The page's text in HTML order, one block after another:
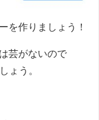
を作りましょう！
芸がないので
ょう。